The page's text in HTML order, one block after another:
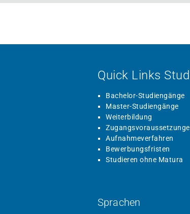
Quick Links
Bachelor-Studiengänge
Master-Studiengänge
Weiterbildung
Aufnahmeverfahren
Bewerbungsfristen
Studieren ohne Matura
Sprachen